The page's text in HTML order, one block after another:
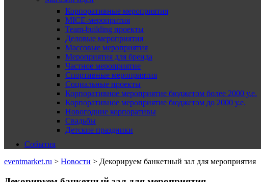
Корпоративные мероприятия
MICE-меропрития
Team-building проекты
Деловые мероприятия
Массовые мероприятия
Мероприятия для бренда
Частное мероприятие
Спортивные мероприятия
Социальные проекты
Корпоративное мероприятие бюджетом более 2000 у.е.
Корпоративное мероприятие бюджетом до 2000 у.е.
Новогодние корпоративы
Свадьбы
Детские праздники
События
eventmarket.ru > Новости > Декорируем банкетный зал для мероприятия